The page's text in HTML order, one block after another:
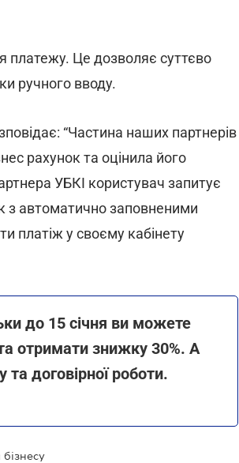
платежу. Це дозволяє суттєво
ручного вводу.
“Частина наших партнерів
рахунок та оцінила його
УБКІ користувач запитує
з автоматично заповненими
платіж у своєму кабінету
до 15 січня ви можете
отримати знижку 30%. А
договірної роботи.